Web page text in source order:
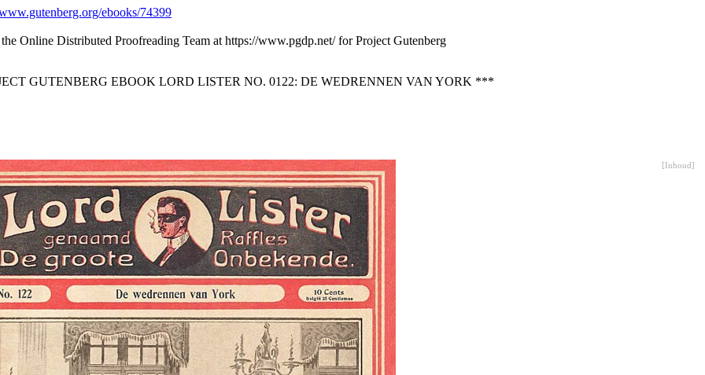
ebooks/74399
Online Distributed Proofreading Team at https://www.pgdp.net/ for Project Gutenberg
GUTENBERG EBOOK LORD LISTER NO. 0122: DE WEDRENNEN VAN YORK ***
[ Inhoud]